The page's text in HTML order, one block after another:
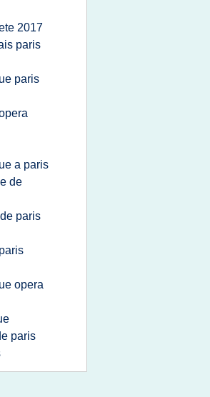
2017
paris
paris
a paris
de
paris
opera
paris